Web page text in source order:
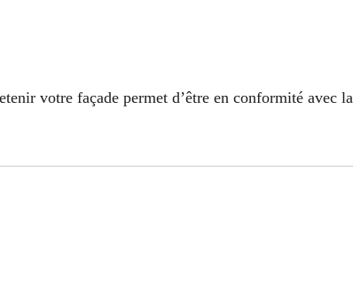
votre façade permet d’être en conformité avec la